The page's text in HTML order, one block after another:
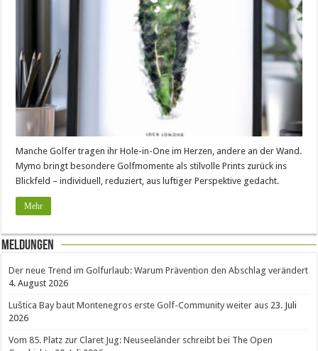
Manche Golfer tragen ihr Hole-in-One im Herzen, andere an der Wand.
Mymo bringt besondere Golfmomente als stilvolle Prints zurück ins
Blickfeld – individuell, reduziert, aus luftiger Perspektive gedacht.
Mehr
Meldungen
Der neue Trend im Golfurlaub: Warum Prävention den Abschlag verändert
4. August 2026
Luštica Bay baut Montenegros erste Golf-Community weiter aus 23. Juli
2026
Vom 85. Platz zur Claret Jug: Neuseeländer schreibt bei The Open